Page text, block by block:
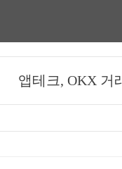
앱테크, OKX 거